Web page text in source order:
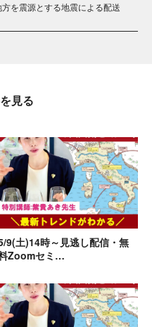
方を震源とする地震による配送
イン土着品種研究会 Season
6日（土）イタリアワイン通信
開催！
の出荷スケジュールについて
LIVEセール「闇市」開催決
更に関する大切なお知らせ
についてのお知らせ
見る
9(土)14時～見逃し配信・無
Zoomセミ…